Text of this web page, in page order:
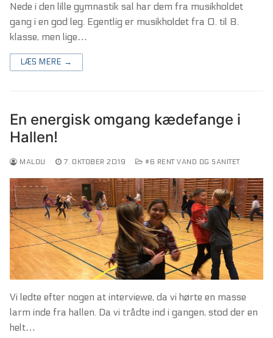
Nede i den lille gymnastik sal har dem fra musikholdet
gang i en god leg. Egentlig er musikholdet fra 0. til 8.
klasse, men lige…
LÆS MERE →
En energisk omgang kædefange i
Hallen!
MALOU 7. OKTOBER 2019 #6 RENT VAND OG SANITET
Vi ledte efter nogen at interviewe, da vi hørte en masse
larm inde fra hallen. Da vi trådte ind i gangen, stod der en
helt…